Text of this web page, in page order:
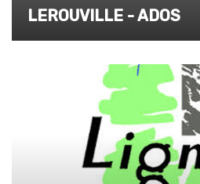
LEROUVILLE - ADOS